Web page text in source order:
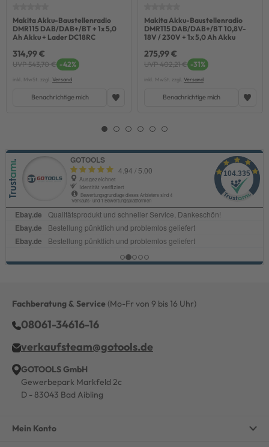
Makita Akku-Baustellenradio
DMR115 DAB/DAB+/BT + 1x 5,0
Ah Akku + Lader DC18RC
314,99 €
UVP 543,70 € -42%
inkl. MwSt. zzgl. Versand
Benachrichtige mich
Makita Akku-Baustellenradio
DMR115 DAB/DAB+/BT 10,8V-
18V / 230V + 1x 5,0 Ah Akku
275,99 €
UVP 402,21 € -31%
inkl. MwSt. zzgl. Versand
Benachrichtige mich
Fachberatung & Service (Mo-Fr von 9 bis 16 Uhr)
08061-34616-16
verkaufsteam@gotools.de
GOTOOLS GmbH
Gewerbepark Markfeld 2c
D - 83043 Bad Aibling
Mein Konto